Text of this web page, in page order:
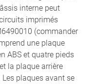
interne peut
imprimés
(commander
une plaque
ABS et quatre pieds
la plaque arrière
plaques avant se